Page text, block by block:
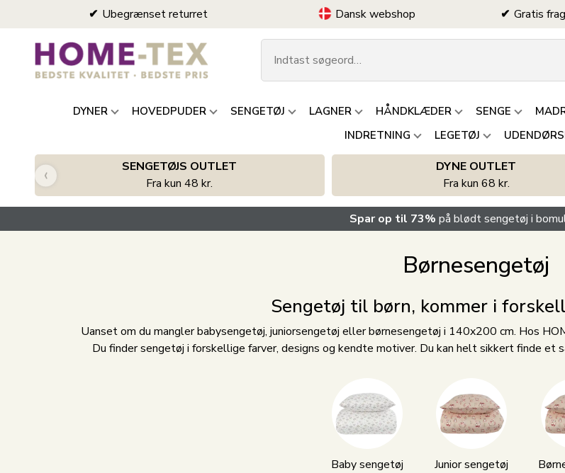
Ubegrænset returret Dansk webshop Gratis
DYNER HOVEDPUDER SENGETØJ LAGNER HÅNDKLÆDER SENGE
INDRETNING
LEGETØJ
SENGETØJS OUTLET
Fra kun 48 kr.
DYNE OUTLET
Fra kun 68 kr.
‹
Spar op til 73% på blødt sengetøj i
Børnesengetøj
Sengetøj til børn, kommer i
Uanset om du mangler babysengetøj, juniorsengetøj eller børnesengetøj i 140x200 cm. Hos
Du finder sengetøj i forskellige farver, designs og kendte motiver. Du kan helt sikkert finde
Baby sengetøj
Junior sengetøj